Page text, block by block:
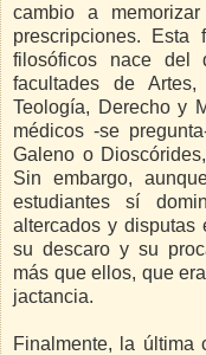
cambio a
prescripciones. Esta
filosóficos nace del
facultades de
Teología, Derecho y
médicos -se
Galeno o
Sin embargo,
estudiantes sí
altercados y disputas
su descaro y su
más que ellos, que
jactancia.
Finalmente, la última